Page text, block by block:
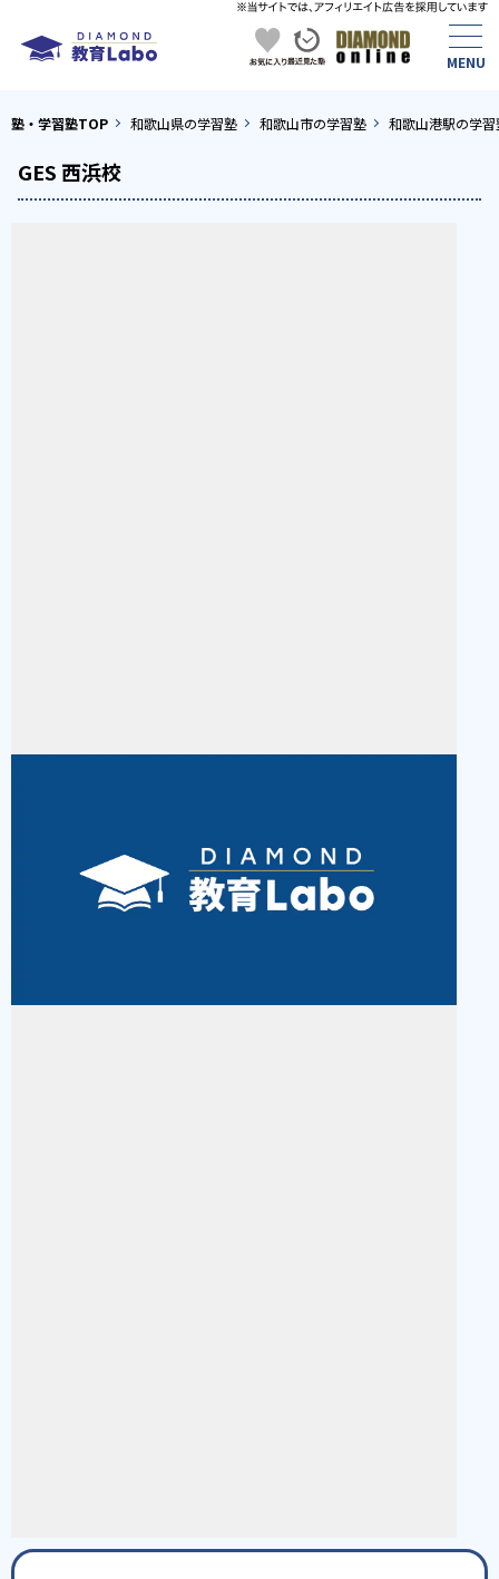
塾・学習塾TOP 和歌山県の学習塾 和歌山市の学習塾 和歌山港駅の学習
GES 西浜校